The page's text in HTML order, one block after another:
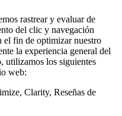
rastrear y evaluar de
del clic y navegación
el fin de optimizar nuestro
la experiencia general del
utilizamos los siguientes
web:
Clarity, Reseñas de